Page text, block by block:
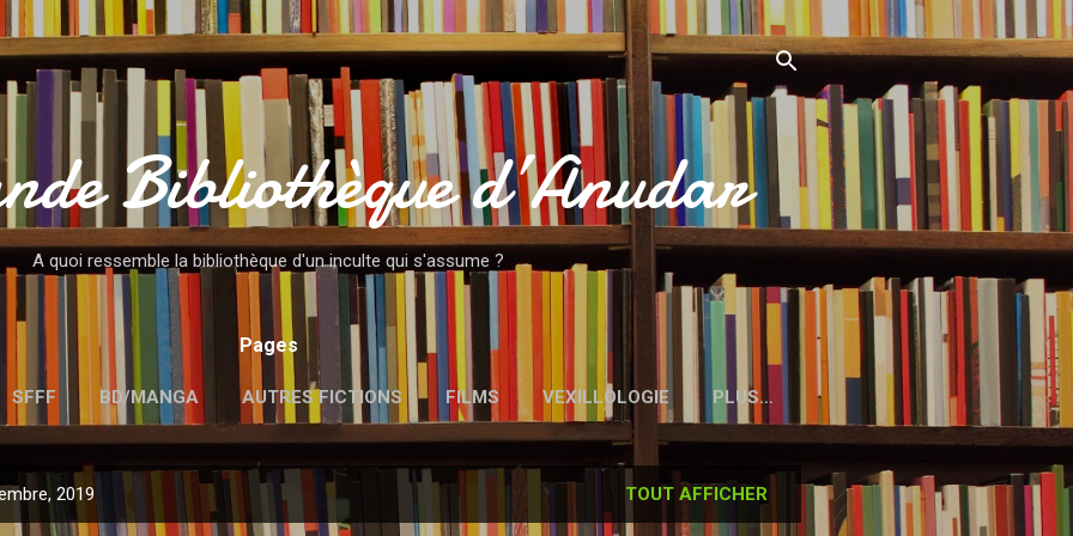
Accéder au contenu principal
Bibliothèque d’Anudar
A quoi ressemble la bibliothèque d'un inculte qui s'assume ?
Pages
SFFF BD/MANGA AUTRES FICTIONS FILMS VEXILLOLOGIE PLUS…
MENTIONS LÉGALES
2019 TOUT AFFICHER